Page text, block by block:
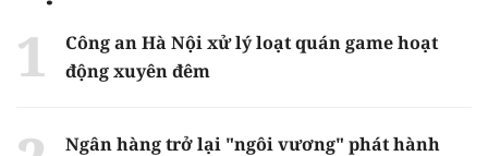
Công an Hà Nội xử lý loạt quán game hoạt
động xuyên đêm
Ngân hàng trở lại "ngôi vương" phát hành